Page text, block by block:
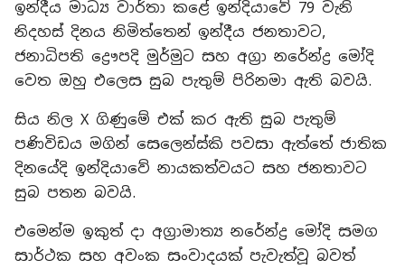
ඉන්දීය මාධ්‍ය වාර්තා කළේ ඉන්දියාවේ 79 වැනි
නිදහස් දිනය නිමිත්තෙන් ඉන්දීය ජනතාවට,
ජනාධිපති ද්‍රෞපදි මුර්මුට සහ අග්‍රා නරේන්ද්‍ර මෝදි
වෙත ඔහු එලෙස සුබ පැතුම් පිරිනමා ඇති බවයි.
සිය නිල X ගිණුමේ එක් කර ඇති සුබ පැතුම්
පණිවිඩය මගින් සෙලෙන්ස්කි පවසා ඇත්තේ ජාතික
දිනයේදි ඉන්දියාවේ නායකත්වයට සහ ජනතාවට
සුබ පතන බවයි.
එමෙන්ම ඉකුත් දා අග්‍රාමාත්‍ය නරේන්ද්‍ර මෝදි සමග
සාර්ථක සහ අවංක සංවාදයක් පැවැත්වූ බවත්